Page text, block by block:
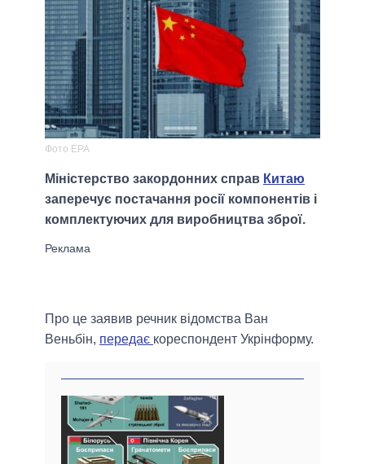
Фото EPA
Міністерство закордонних справ Китаю
заперечує постачання росії компонентів і
комплектуючих для виробництва зброї.
Про це заявив речник відомства Ван
Веньбін, передає кореспондент Укрінформу.